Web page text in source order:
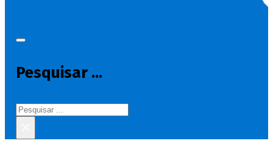
Pesquisar ...
Pesquisar